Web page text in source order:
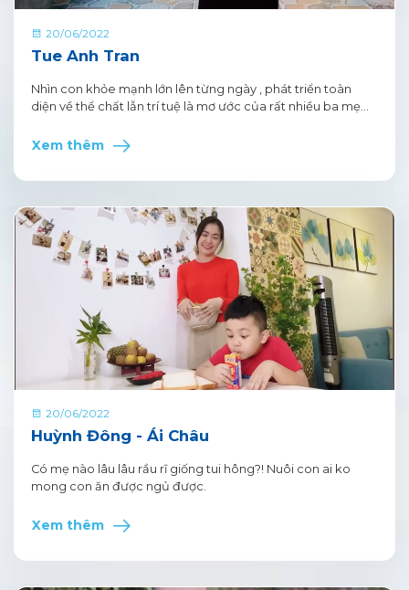
20/06/2022
Tue Anh Tran
Nhìn con khỏe mạnh lớn lên từng ngày , phát triển toàn
diện về thể chất lẫn trí tuệ là mơ ước của rất nhiều ba mẹ
Xem thêm
20/06/2022
Huỳnh Đông - Ái Châu
Có mẹ nào lâu lâu rầu rĩ giống tui hông?! Nuôi con ai ko
mong con ăn được ngủ được.
Xem thêm